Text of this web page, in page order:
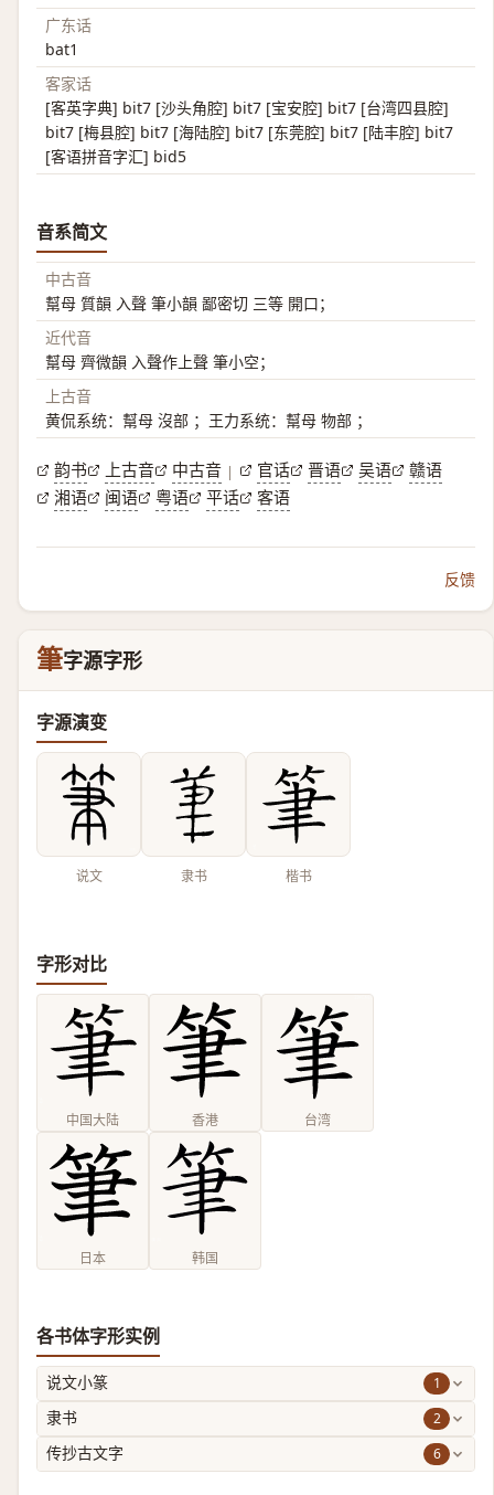
广东话
bat1
客家话
[客英字典] bit7 [沙头角腔] bit7 [宝安腔] bit7 [台湾四县腔]
bit7 [梅县腔] bit7 [海陆腔] bit7 [东莞腔] bit7 [陆丰腔] bit7
[客语拼音字汇] bid5
音系简文
中古音
幫母 質韻 入聲 筆小韻 鄙密切 三等 開口；
近代音
幫母 齊微韻 入聲作上聲 筆小空；
上古音
黄侃系统：幫母 沒部 ；王力系统：幫母 物部 ；
韵书 上古音 中古音 | 官话 晋语 吴语
赣语
湘语
闽语 粤语 平话 客语
反馈
筆字源字形
字源演变
说文 隶书 楷书
字形对比
中国大陆 香港 台湾
日本 韩国
各书体字形实例
说文小篆 1
隶书 2
传抄古文字 6